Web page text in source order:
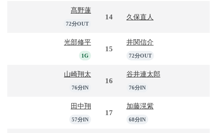
髙野蓮
72分OUT
14 久保直人
光部修平
1G
15
井関信介
72分OUT
山崎翔太
76分IN
16
谷井連太郎
76分IN
田中翔
57分IN
17
加藤滉紫
68分IN